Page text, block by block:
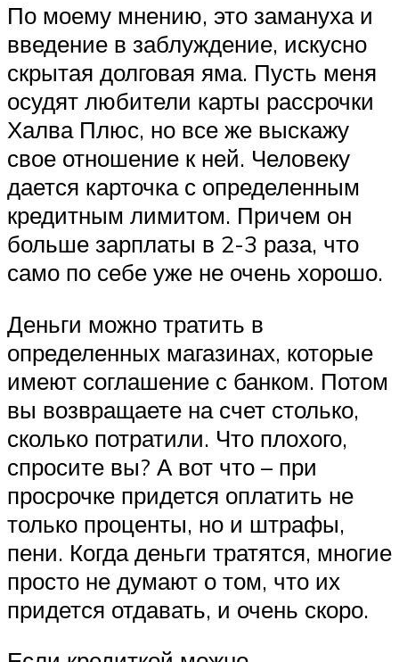
По моему мнению, это замануха и
введение в заблуждение, искусно
скрытая долговая яма. Пусть меня
осудят любители карты рассрочки
Халва Плюс, но все же выскажу
свое отношение к ней. Человеку
дается карточка с определенным
кредитным лимитом. Причем он
больше зарплаты в 2-3 раза, что
само по себе уже не очень хорошо.
Деньги можно тратить в
определенных магазинах, которые
имеют соглашение с банком. Потом
вы возвращаете на счет столько,
сколько потратили. Что плохого,
спросите вы? А вот что – при
просрочке придется оплатить не
только проценты, но и штрафы,
пени. Когда деньги тратятся, многие
просто не думают о том, что их
придется отдавать, и очень скоро.